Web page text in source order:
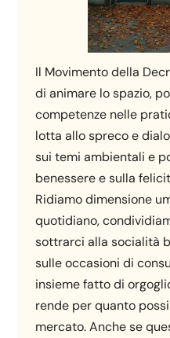
Il Movimento della
di animare lo spazio,
competenze nelle
lotta allo spreco e
sui temi ambientali e
benessere e sulla
Ridiamo dimensione
quotidiano,
sottrarci alla socialità
sulle occasioni di
insieme fatto di
rende per quanto
mercato. Anche se